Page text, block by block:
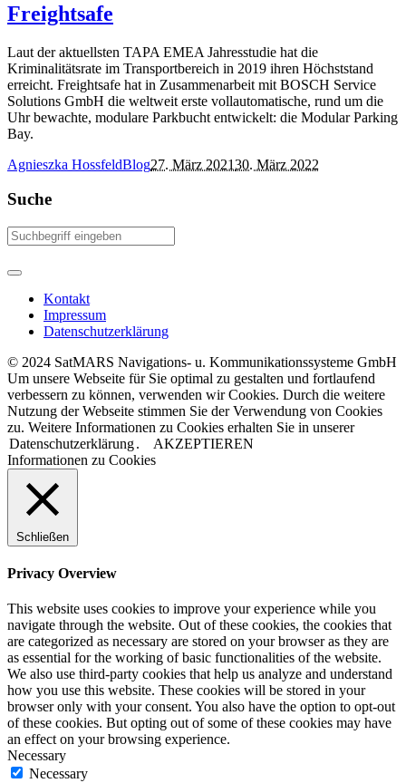
Freightsafe
Laut der aktuellsten TAPA EMEA Jahresstudie hat die
Kriminalitätsrate im Transportbereich in 2019 ihren Höchststand
erreicht. Freightsafe hat in Zusammenarbeit mit BOSCH Service
Solutions GmbH die weltweit erste vollautomatische, rund um die
Uhr bewachte, modulare Parkbucht entwickelt: die Modular Parking
Bay.
Agnieszka HossfeldBlog27. März 202130. März 2022
Suche
Kontakt
Impressum
Datenschutzerklärung
© 2024 SatMARS Navigations- u. Kommunikationssysteme GmbH
Um unsere Webseite für Sie optimal zu gestalten und fortlaufend
verbessern zu können, verwenden wir Cookies. Durch die weitere
Nutzung der Webseite stimmen Sie der Verwendung von Cookies
zu. Weitere Informationen zu Cookies erhalten Sie in unserer
Datenschutzerklärung.
AKZEPTIEREN
Informationen zu Cookies
Schließen
Privacy Overview
This website uses cookies to improve your experience while you
navigate through the website. Out of these cookies, the cookies that
are categorized as necessary are stored on your browser as they are
as essential for the working of basic functionalities of the website.
We also use third-party cookies that help us analyze and understand
how you use this website. These cookies will be stored in your
browser only with your consent. You also have the option to opt-out
of these cookies. But opting out of some of these cookies may have
an effect on your browsing experience.
Necessary
Necessary